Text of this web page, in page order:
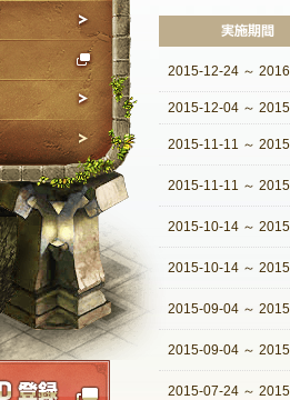
お問い合わせ
不具合対応状況
NEXON ID登録
2015-12-24 ～
2015-12-04 ～
2015-11-11 ～
2015-11-11 ～
2015-10-14 ～
2015-10-14 ～
2015-09-04 ～
2015-09-04 ～
2015-07-24 ～